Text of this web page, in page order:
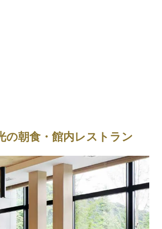
の朝食・館内レストラン